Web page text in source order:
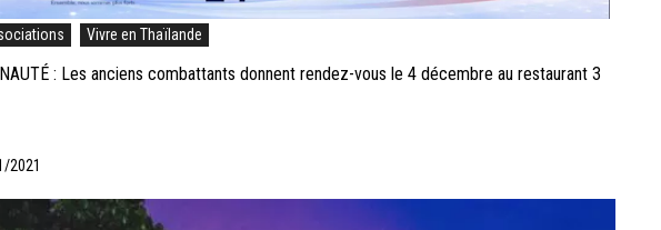
Vivre en Thaïlande
: Les anciens combattants donnent rendez-vous le 4 décembre au restaurant 3
2021